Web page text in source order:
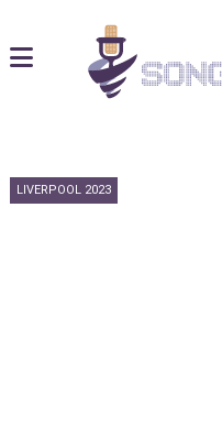
LIVERPOOL 2023